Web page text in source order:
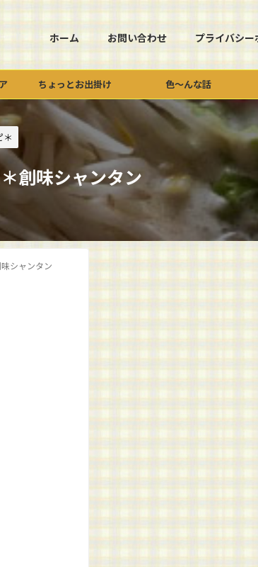
ホーム お問い合わせ プライバシー
ちょっとお出掛け 色～んな話
＊
創味シャンタン
シャンタン